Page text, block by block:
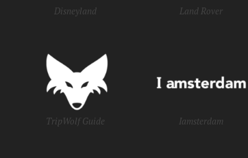
Disneyland Land Rover
TripWolf Guide Iamsterdam